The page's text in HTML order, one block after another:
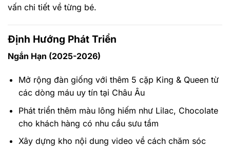
vấn chi tiết về từng bé.
Định Hướng Phát Triển
Ngắn Hạn (2025-2026)
Mở rộng đàn giống với thêm 5 cặp King & Queen từ
các dòng máu uy tín tại Châu Âu
Phát triển thêm màu lông hiếm như Lilac, Chocolate
cho khách hàng có nhu cầu sưu tầm
Xây dựng kho nội dung video về cách chăm sóc